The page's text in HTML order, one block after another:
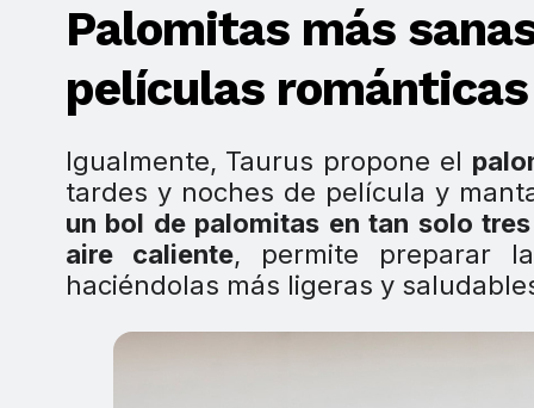
Palomitas más
películas románticas
Igualmente, Taurus propone el
tardes y noches de película y
un bol de palomitas en tan solo
aire caliente, permite preparar
haciéndolas más ligeras y